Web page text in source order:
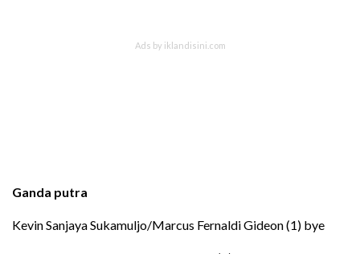
Ganda putra
Kevin Sanjaya Sukamuljo/Marcus Fernaldi Gideon (1) bye